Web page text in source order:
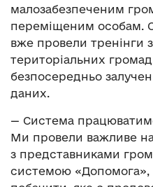
малозабезпеченим
переміщеним особам.
вже провели тренінги
територіальних
безпосередньо
даних.
— Система
Ми провели важливе
з представниками
системою «Допомога»,